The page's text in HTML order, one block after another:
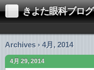
きよた眼科ブログ
Archives › 4月, 2014
4月 29, 2014